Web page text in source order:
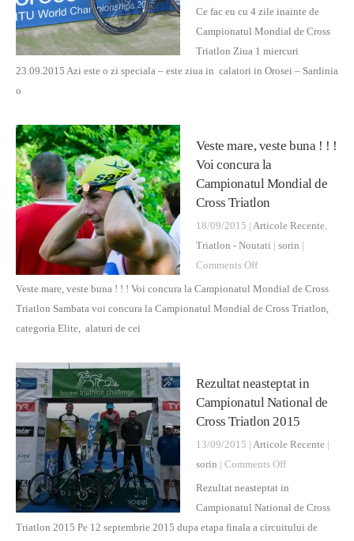
Ce
fac
cu
de
Mondial
Ce fac eu cu 4 zile inainte de
Campionatul Mondial de Cross
Triatlon Ziua 1 miercuri
23.09.2015 Azi este o zi speciala – este ziua in calatori in Orosei – Sardinia
o
Veste mare, veste buna ! ! !
Voi concura la
Campionatul Mondial de
Cross Triatlon
18/09/2015 | Articole Recente,
Triatlon - Noutati
sorin
Comments Offon
Veste
mare,
!
!
Voi
concura
la
Campionatul
Mondial
de
Veste mare, veste buna ! ! ! Voi concura la Campionatul Mondial de Cross
Triatlon Sambata voi concura la Campionatul Mondial de Cross Triatlon,
categoria Elite, alaturi de cei
Rezultat neasteptat in
Campionatul National de
Cross Triatlon 2015
13/09/2015 | Articole Recente
sorin
Comments Offon
neasteptat
in
Rezultat neasteptat in
Campionatul National de Cross
Triatlon 2015 Pe 12 septembrie 2015 dupa etapa finala a circuitului de